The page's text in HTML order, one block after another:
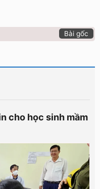
Bài gốc
cho học sinh mầm